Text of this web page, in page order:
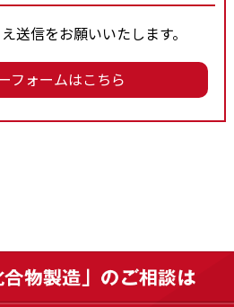
送信をお願いいたします。
フォームはこちら